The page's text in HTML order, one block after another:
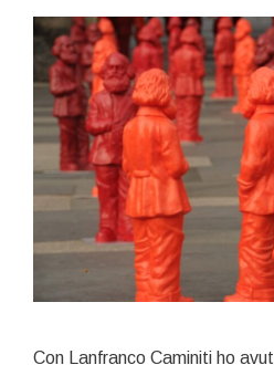
Con Lanfranco Caminiti ho